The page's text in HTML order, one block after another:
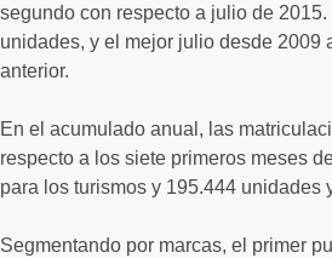
segundo con respecto a julio de
unidades, y el mejor julio desde 2009
anterior.
En el acumulado anual, las
respecto a los siete primeros meses
para los turismos y 195.444 unidades
Segmentando por marcas, el primer